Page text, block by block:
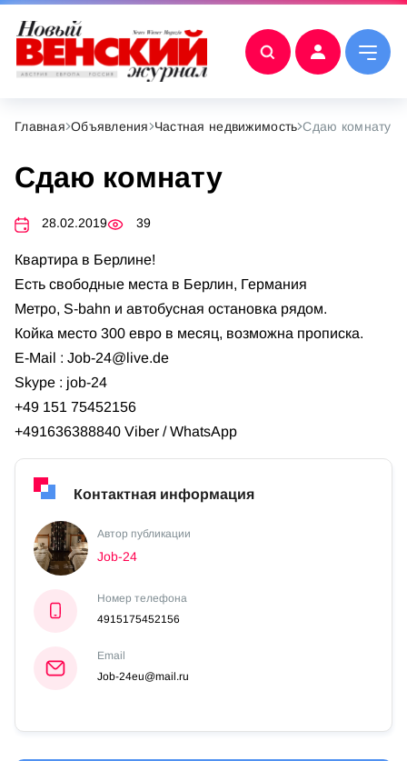
Главная Объявления Частная недвижимость Сдаю комнату
Сдаю комнату
28.02.2019 39
Квартира в Берлине!
Есть свободные места в Берлин, Германия
Метро, S-bahn и автобусная остановка рядом.
Койка место 300 евро в месяц, возможна прописка.
E-Mail : Job-24@live.de
Skype : job-24
+49 151 75452156
+491636388840 Viber / WhatsApp
Контактная информация
Автор публикации
Job-24
Номер телефона
4915175452156
Email
Job-24eu@mail.ru